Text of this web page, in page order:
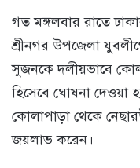
গত মঙ্গলবার রাতে
শ্রীনগর উপজেলা
সুজনকে দলীয়ভাবে
হিসেবে ঘোষনা দেওয়া
কোলাপাড়া থেকে
জয়লাভ করেন।